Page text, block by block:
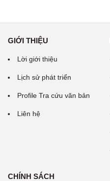
GIỚI THIỆU
Lời giới thiệu
Lịch sử phát triển
Profile Tra cứu văn bản
Liên hệ
CHÍNH SÁCH